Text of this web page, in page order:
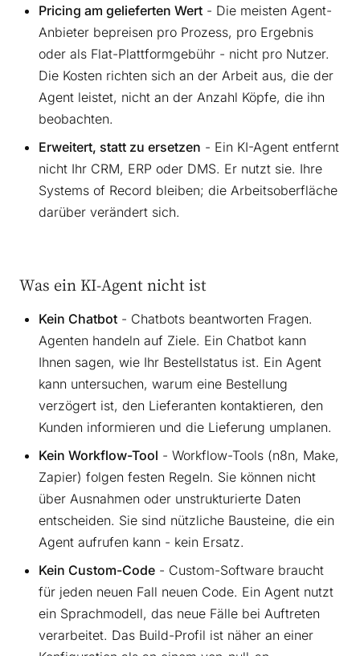
Pricing am gelieferten Wert - Die meisten Agent-
Anbieter bepreisen pro Prozess, pro Ergebnis
oder als Flat-Plattformgebühr - nicht pro Nutzer.
Die Kosten richten sich an der Arbeit aus, die der
Agent leistet, nicht an der Anzahl Köpfe, die ihn
beobachten.
Erweitert, statt zu ersetzen - Ein KI-Agent entfernt
nicht Ihr CRM, ERP oder DMS. Er nutzt sie. Ihre
Systems of Record bleiben; die Arbeitsoberfläche
darüber verändert sich.
Was ein KI-Agent nicht ist
Kein Chatbot - Chatbots beantworten Fragen.
Agenten handeln auf Ziele. Ein Chatbot kann
Ihnen sagen, wie Ihr Bestellstatus ist. Ein Agent
kann untersuchen, warum eine Bestellung
verzögert ist, den Lieferanten kontaktieren, den
Kunden informieren und die Lieferung umplanen.
Kein Workflow-Tool - Workflow-Tools (n8n, Make,
Zapier) folgen festen Regeln. Sie können nicht
über Ausnahmen oder unstrukturierte Daten
entscheiden. Sie sind nützliche Bausteine, die ein
Agent aufrufen kann - kein Ersatz.
Kein Custom-Code - Custom-Software braucht
für jeden neuen Fall neuen Code. Ein Agent nutzt
ein Sprachmodell, das neue Fälle bei Auftreten
verarbeitet. Das Build-Profil ist näher an einer